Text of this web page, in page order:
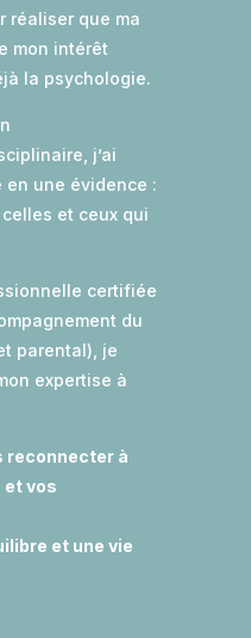
réaliser que ma
mon intérêt
la psychologie.
j’ai
une évidence :
et ceux qui
certifiée
du
parental), je
expertise à
reconnecter à
et vos
et une vie